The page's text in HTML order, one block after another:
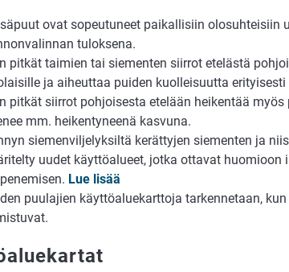
ovat sopeutuneet paikallisiin olosuhteisiin
tuloksena.
pitkät taimien tai siementen siirrot etelästä
ja aiheuttaa puiden kuolleisuutta
pitkät siirrot pohjoisesta etelään heikentää
mm. heikentyneenä kasvuna.
siemenviljelyksiltä kerättyjen siementen ja
uudet käyttöalueet, jotka ottavat huomioon
Lue lisää
puulajien käyttöaluekarttoja tarkennetaan,